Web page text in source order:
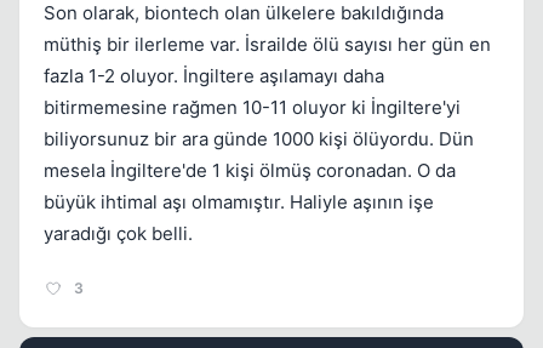
Son olarak, biontech olan ülkelere bakıldığında
müthiş bir ilerleme var. İsrailde ölü sayısı her gün en
fazla 1-2 oluyor. İngiltere aşılamayı daha
bitirmemesine rağmen 10-11 oluyor ki İngiltere'yi
biliyorsunuz bir ara günde 1000 kişi ölüyordu. Dün
mesela İngiltere'de 1 kişi ölmüş coronadan. O da
büyük ihtimal aşı olmamıştır. Haliyle aşının işe
yaradığı çok belli.
3